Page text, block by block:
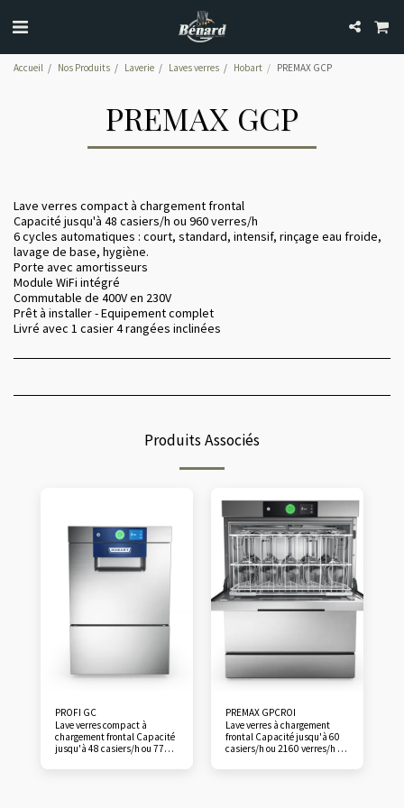
Accueil Nos Produits Laverie Laves verres Hobart PREMAX GCP
PREMAX GCP
Lave verres compact à chargement frontal
Capacité jusqu'à 48 casiers/h ou 960 verres/h
6 cycles automatiques : court, standard, intensif, rinçage eau froide,
lavage de base, hygiène.
Porte avec amortisseurs
Module WiFi intégré
Commutable de 400V en 230V
Prêt à installer - Equipement complet
Livré avec 1 casier 4 rangées inclinées
Produits Associés
PROFI GC
Lave verres compact à
chargement frontal Capacité
jusqu'à 48 casiers/h ou 770
automatiques : court,
PREMAX GPCROI
Lave verres à chargement
frontal Capacité jusqu'à 60
casiers/h ou 2160 verres/h 7
standard, intensif, couverts,